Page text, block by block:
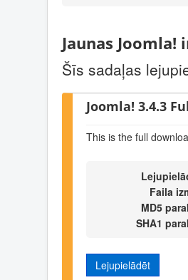
Jaunas Joomla!
Šīs sadaļas
Joomla! 3.4.3
This is the full
Faila
MD5
SHA1
Lejupielādēt